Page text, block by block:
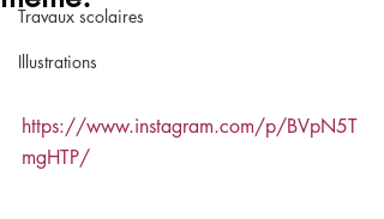
Travaux scolaires
Illustrations
https://www.instagram.com/p/BVpN5T
mgHTP/